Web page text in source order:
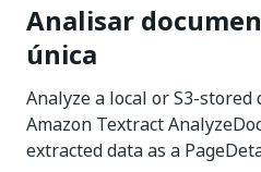
Analisar
única
Analyze a local or S3-
Amazon Textract
extracted data as a